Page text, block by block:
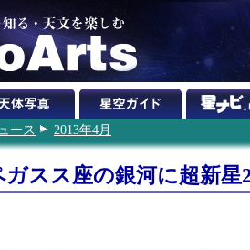
ース 2013年4月
スス座の銀河に超新星